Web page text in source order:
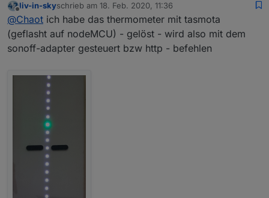
Und das ist dann nicht ganz so geeignet.
Offline
liv-in-skyschrieb am 18. Feb. 2020, 11:36
zuletzt editiert von
@Chaot ich habe das thermometer mit tasmota
(geflasht auf nodeMCU) - gelöst - wird also mit dem
sonoff-adapter gesteuert bzw http - befehlen